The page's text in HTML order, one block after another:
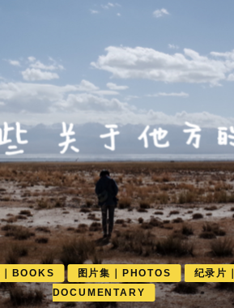
BOOKS 图片集｜PHOTOS
纪录片｜
DOCUMENTARY